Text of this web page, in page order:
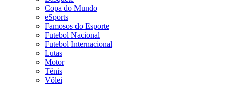
Copa do Mundo
eSports
Famosos do Esporte
Futebol Nacional
Futebol Internacional
Lutas
Motor
Tênis
Vôlei